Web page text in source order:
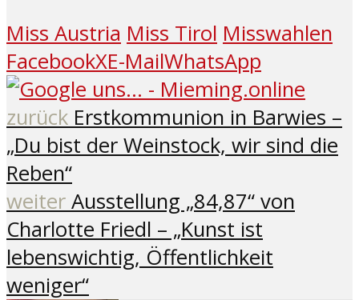
Miss Austria Miss Tirol Misswahlen
FacebookXE-MailWhatsApp
zurück Erstkommunion in Barwies –
„Du bist der Weinstock, wir sind die
Reben“
weiter Ausstellung „84,87“ von
Charlotte Friedl – „Kunst ist
lebenswichtig, Öffentlichkeit
weniger“